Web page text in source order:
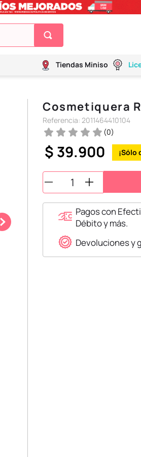
Tiendas Miniso
Cosmetiquera
Referencia: 2011464410104
(0)
$ 39.900
Pagos con
Débito y más.
Devoluciones y